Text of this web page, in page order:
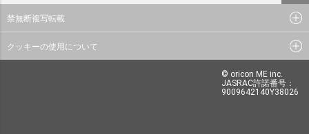
禁無断複写転載
クッキーの使用について
© oricon ME inc.
JASRAC許諾番号：
9009642140Y38026